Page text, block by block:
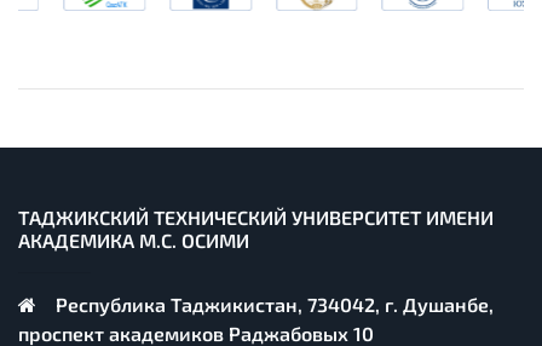
ТАДЖИКСКИЙ ТЕХНИЧЕСКИЙ УНИВЕРСИТЕТ ИМЕНИ
АКАДЕМИКА М.С. ОСИМИ
Республика Таджикистан, 734042, г. Душанбе,
проспект академиков Раджабовых 10